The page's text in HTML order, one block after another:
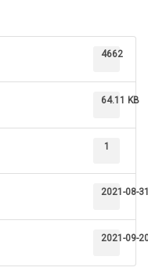
4662
64.11 KB
1
2021-08-
2021-09-